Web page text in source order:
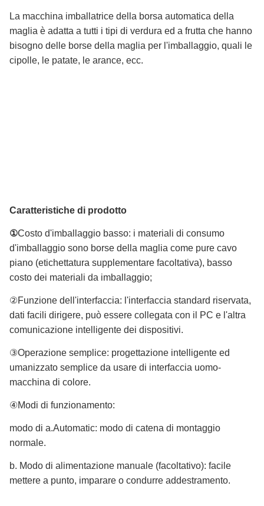
La macchina imballatrice della borsa automatica della
maglia è adatta a tutti i tipi di verdura ed a frutta che hanno
bisogno delle borse della maglia per l'imballaggio, quali le
cipolle, le patate, le arance, ecc.
Caratteristiche di prodotto
①Costo d'imballaggio basso: i materiali di consumo
d'imballaggio sono borse della maglia come pure cavo
piano (etichettatura supplementare facoltativa), basso
costo dei materiali da imballaggio;
②Funzione dell'interfaccia: l'interfaccia standard riservata,
dati facili dirigere, può essere collegata con il PC e l'altra
comunicazione intelligente dei dispositivi.
③Operazione semplice: progettazione intelligente ed
umanizzato semplice da usare di interfaccia uomo-
macchina di colore.
④Modi di funzionamento:
modo di a.Automatic: modo di catena di montaggio
normale.
b. Modo di alimentazione manuale (facoltativo): facile
mettere a punto, imparare o condurre addestramento.